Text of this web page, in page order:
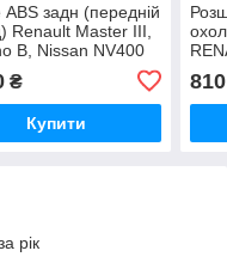
ABS задн (передній
Renault Master III,
B, Nissan NV400
₴
Купити
810
рік